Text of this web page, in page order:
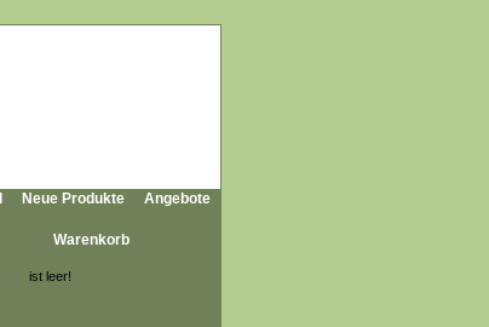
Neue Produkte Angebote
Warenkorb
ist leer!